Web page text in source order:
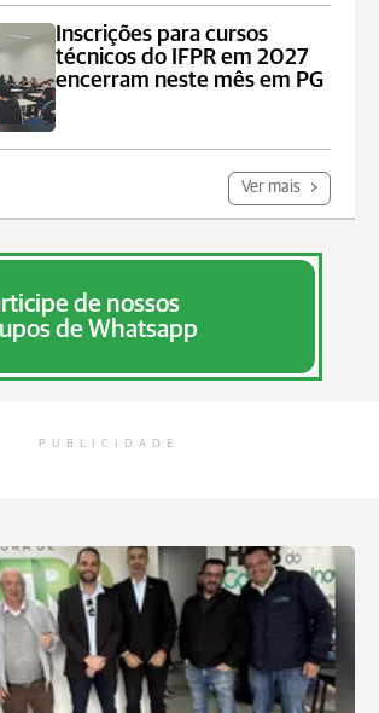
Inscrições para cursos
técnicos do IFPR em 2027
encerram neste mês em PG
Ver mais
de nossos
de Whatsapp
PUBLICIDADE